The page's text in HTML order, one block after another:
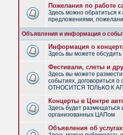
Пожелания по работе
Здесь можно обратиться
предложениями,
Объявления и информация о
Информация о
Здесь вы можете
Фестивали, слеты и
Здесь вы можете
событиях, договориться
ОТНОСИТСЯ ТОЛЬКО К
Концерты в Центре
Здесь будет
организованных ЦАПом
Объявления об услугах